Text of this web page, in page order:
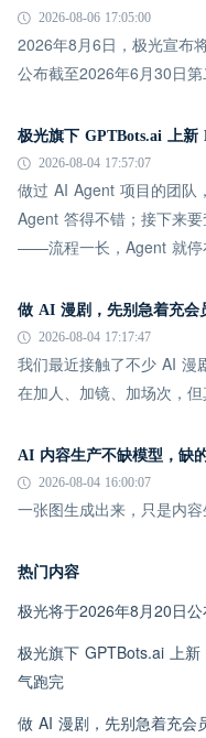
2026-08-06 17:05:00
2026年8月6日，极光宣布
公布截至2026年6月30日第
2026-08-04 17:57:07
做过 AI Agent 项目的团队
Agent 答得不错；接下来
——流程一长，Agent 就停
做 AI 漫剧，先别急着充会
2026-08-04 17:17:47
我们最近接触了不少 AI 漫
在加人、加镜、加场次，
AI 内容生产不缺模型，缺
2026-08-04 16:00:07
一张图生成出来，只是内容
热门内容
极光将于2026年8月20日
极光旗下 GPTBots.ai 上
气跑完
做 AI 漫剧，先别急着充会